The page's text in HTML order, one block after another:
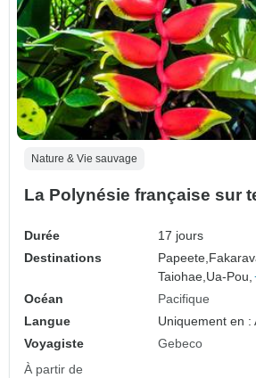
Nature & Vie sauvage
La Polynésie française sur
Durée
17 jours
Destinations
Papeete,
Taiohae, Ua-Pou,
Océan
Pacifique
Langue
Uniquement en :
Voyagiste
Gebeco
À partir de